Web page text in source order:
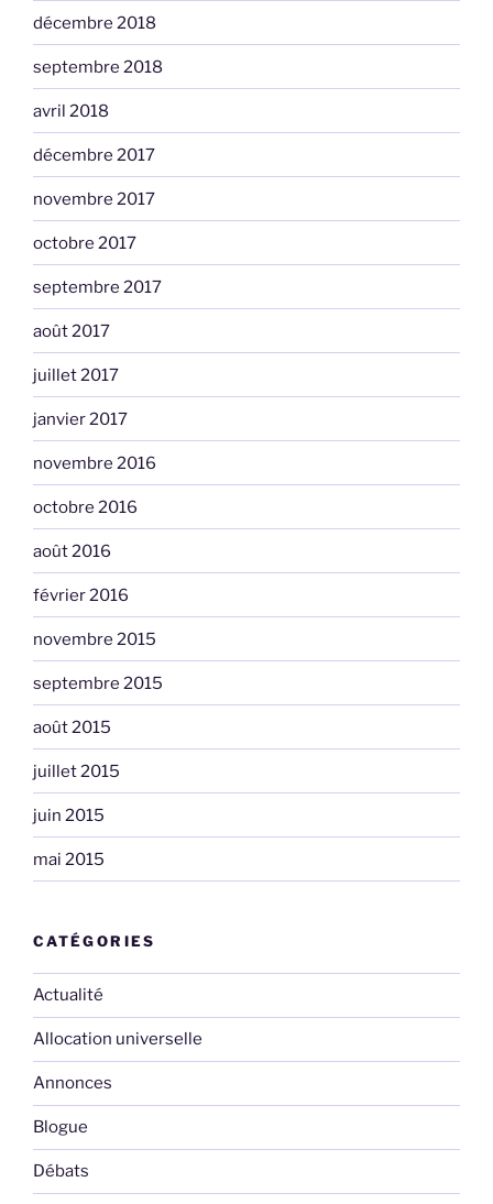
décembre 2018
septembre 2018
avril 2018
décembre 2017
novembre 2017
octobre 2017
septembre 2017
août 2017
juillet 2017
janvier 2017
novembre 2016
octobre 2016
août 2016
février 2016
novembre 2015
septembre 2015
août 2015
juillet 2015
juin 2015
mai 2015
CATÉGORIES
Actualité
Allocation universelle
Annonces
Blogue
Débats